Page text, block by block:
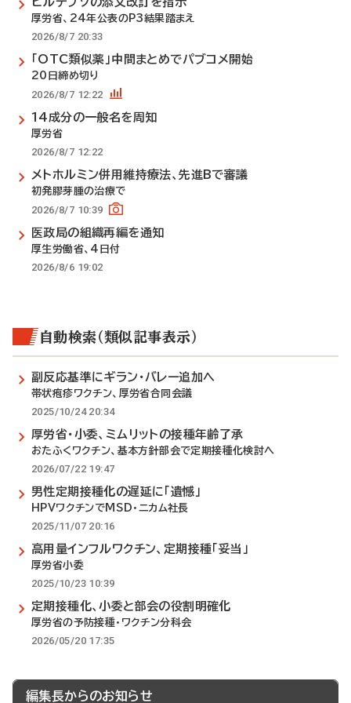
厚労省、24年公表のP3結果踏まえ
2026/8/7 20:33
「OTC類似薬」中間まとめでパブコメ開始
20日締め切り
2026/8/7 12:22
14成分の一般名を周知
厚労省
2026/8/7 12:22
メトホルミン併用維持療法、先進Bで審議
初発膠芽腫の治療で
2026/8/7 10:39
医政局の組織再編を通知
厚生労働省、4日付
2026/8/6 19:02
自動検索（類似記事表示）
副反応基準にギラン・バレー追加へ
帯状疱疹ワクチン、厚労省合同会議
2025/10/24 20:34
厚労省・小委、ミムリットの接種年齢了承
おたふくワクチン、基本方針部会で定期接種化検討へ
2026/07/22 19:47
男性定期接種化の遅延に「遺憾」
HPVワクチンでMSD・ニカム社長
2025/11/07 20:16
高用量インフルワクチン、定期接種「妥当」
厚労省小委
2025/10/23 10:39
定期接種化、小委と部会の役割明確化
厚労省の予防接種・ワクチン分科会
2026/05/20 17:35
編集長からのお知らせ